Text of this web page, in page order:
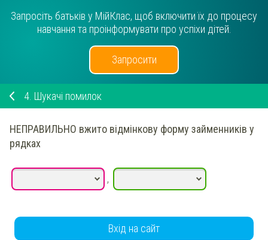
Запросіть батьків у МійКлас, щоб включити їх до процесу
навчання та проінформувати про успіхи дітей.
Запросити
4. Шукачі помилок
НЕПРАВИЛЬНО вжито відмінкову форму займенників у
рядках
,
Вхід на сайт